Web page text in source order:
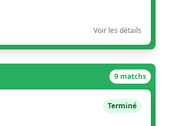
Voir les détails
9 matchs
Terminé